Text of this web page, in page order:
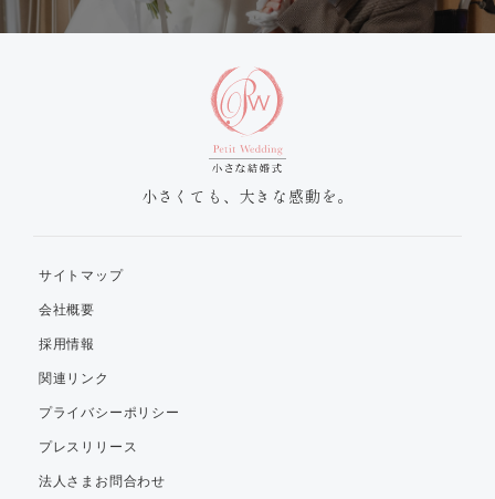
小さくても、大きな感動を。
サイトマップ
会社概要
採用情報
関連リンク
プライバシーポリシー
プレスリリース
法人さまお問合わせ